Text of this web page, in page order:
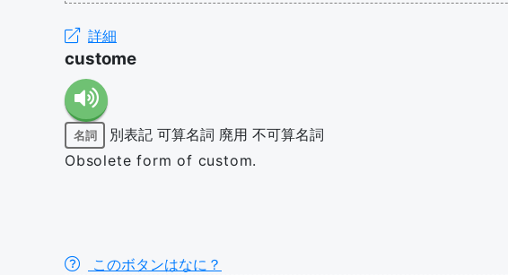
詳細
custome
名詞 別表記 可算名詞 廃用 不可算名詞
Obsolete form of custom.
このボタンはなに？